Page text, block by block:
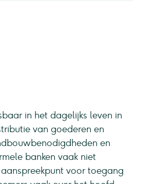
in het dagelijks leven in
van goederen en
en
banken vaak niet
voor toegang